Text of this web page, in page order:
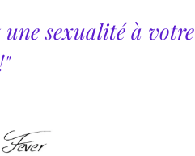
une sexualité à votre